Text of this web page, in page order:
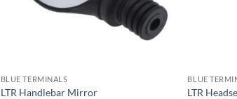
BLUE TERMINALS
LTR Handlebar Mirror
BLUE
LTR